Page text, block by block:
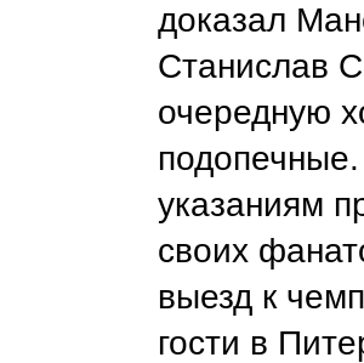
доказал
Станислав
очередную
подопечные.
указаниям
своих
выезд к
гости в